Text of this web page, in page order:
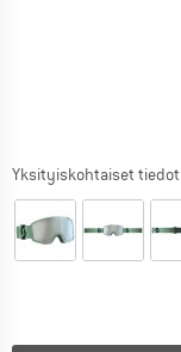
Yksityiskohtaiset tiedot